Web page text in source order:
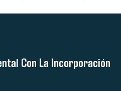
Con La Incorporación